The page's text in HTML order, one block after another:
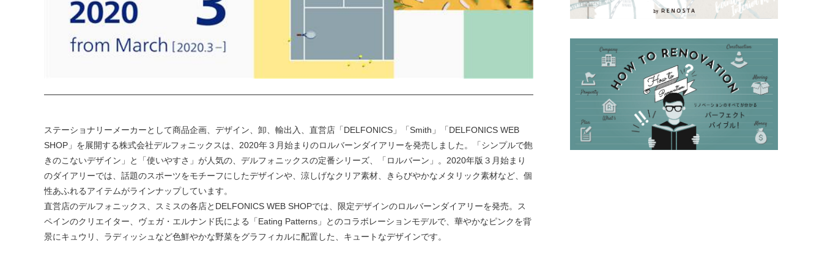
ステーショナリーメーカーとして商品企画、デザイン、卸、輸出入、直営店「DELFONICS」「Smith」「DELFONICS WEB
SHOP」を展開する株式会社デルフォニックスは、2020年３月始まりのロルバーンダイアリーを発売しました。「シンプルで飽
きのこないデザイン」と「使いやすさ」が人気の、デルフォニックスの定番シリーズ、「ロルバーン」。2020年版３月始まり
のダイアリーでは、話題のスポーツをモチーフにしたデザインや、涼しげなクリア素材、きらびやかなメタリック素材など、個
性あふれるアイテムがラインナップしています。
直営店のデルフォニックス、スミスの各店とDELFONICS WEB SHOPでは、限定デザインのロルバーンダイアリーを発売。ス
ペインのクリエイター、ヴェガ・エルナンド氏による「Eating Patterns」とのコラボレーションモデルで、華やかなピンクを背
景にキュウリ、ラディッシュなど色鮮やかな野菜をグラフィカルに配置した、キュートなデザインです。